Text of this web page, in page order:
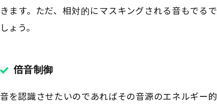
きます。ただ、相対的にマスキングされる音もでるで
しょう。
倍音制御
音を認識させたいのであればその音源のエネルギー的